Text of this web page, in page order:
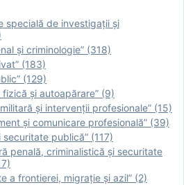
specială de investigaţii şi
și criminologie” (318)
(183)
(129)
şi autoapărare” (9)
şi intervenţii profesionale” (15)
și comunicare profesională” (39)
securitate publică” (117)
penală, criminalistică și securitate
a frontierei, migrație și azil” (2)